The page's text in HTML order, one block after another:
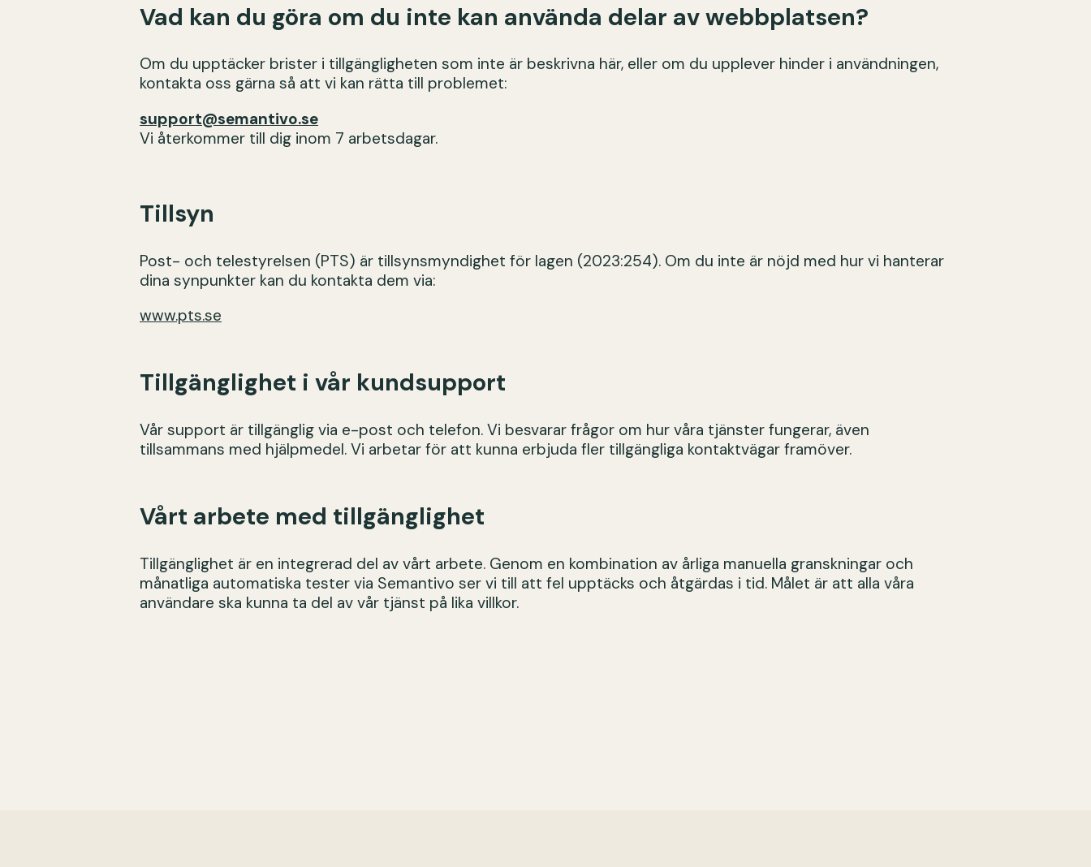
Vad kan du göra om du inte kan använda delar av webbplatsen?
Om du upptäcker brister i tillgängligheten som inte är beskrivna här, eller om du upplever hinder i användningen,
kontakta oss gärna så att vi kan rätta till problemet:
support@semantivo.se
Vi återkommer till dig inom 7 arbetsdagar.
Tillsyn
Post- och telestyrelsen (PTS) är tillsynsmyndighet för lagen (2023:254). Om du inte är nöjd med hur vi hanterar
dina synpunkter kan du kontakta dem via:
www.pts.se
Tillgänglighet i vår kundsupport
Vår support är tillgänglig via e-post och telefon. Vi besvarar frågor om hur våra tjänster fungerar, även
tillsammans med hjälpmedel. Vi arbetar för att kunna erbjuda fler tillgängliga kontaktvägar framöver.
Vårt arbete med tillgänglighet
Tillgänglighet är en integrerad del av vårt arbete. Genom en kombination av årliga manuella granskningar och
månatliga automatiska tester via Semantivo ser vi till att fel upptäcks och åtgärdas i tid. Målet är att alla våra
användare ska kunna ta del av vår tjänst på lika villkor.